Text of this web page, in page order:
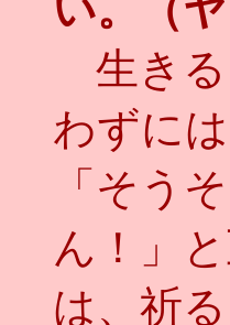
生きる
わずに
「そう
ん！」
は、祈